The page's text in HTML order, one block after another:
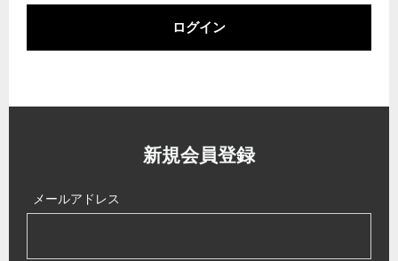
ログイン
新規会員登録
メールアドレス